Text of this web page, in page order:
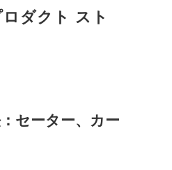
ダクト スト
セーター、カー